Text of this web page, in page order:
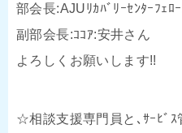
部会長:AJUﾘｶﾊﾞﾘｰｾﾝﾀｰﾌｪﾛ
副部会長:ｺｺｱ:安井さん
よろしくお願いします!!
☆相談支援専門員と､ｻｰﾋﾞｽ